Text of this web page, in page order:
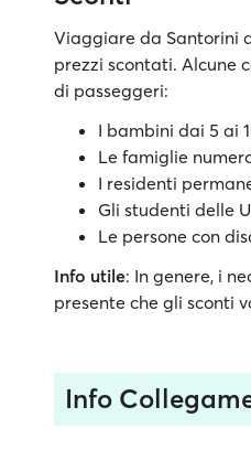
Viaggiare da Santorini
prezzi scontati. Alcune
di passeggeri:
I bambini dai 5 ai
Le famiglie
I residenti
Gli studenti delle
Le persone con
Info utile: In genere, i
presente che gli sconti
Info